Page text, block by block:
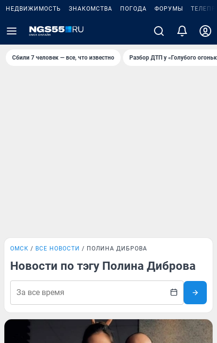
НЕДВИЖИМОСТЬ ЗНАКОМСТВА ПОГОДА ФОРУМЫ
Сбили 7 человек — все, что известно Разбор ДТП у «Голубого
ОМСК ВСЕ НОВОСТИ ПОЛИНА ДИБРОВА
Новости по тэгу Полина Диброва